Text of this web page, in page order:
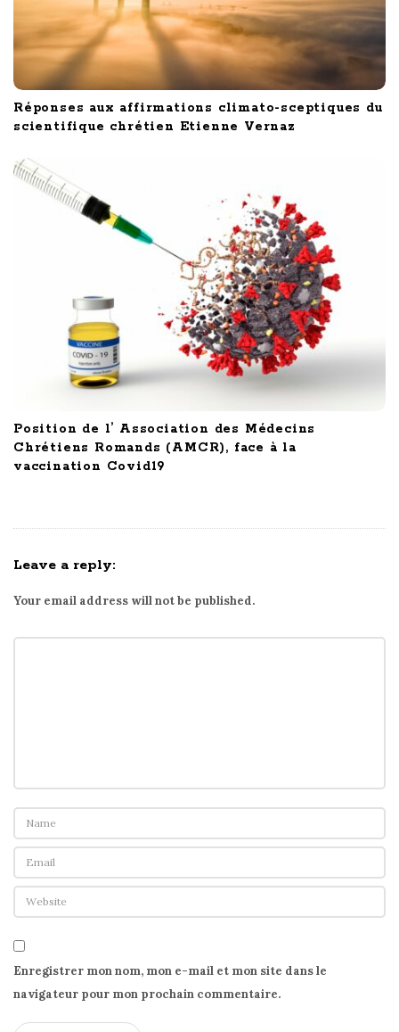
Réponses aux affirmations climato-sceptiques du
scientifique chrétien Etienne Vernaz
Position de l’ Association des Médecins
Chrétiens Romands (AMCR), face à la
vaccination Covid19
Leave a reply:
Your email address will not be published.
Enregistrer mon nom, mon e-mail et mon site dans le
navigateur pour mon prochain commentaire.